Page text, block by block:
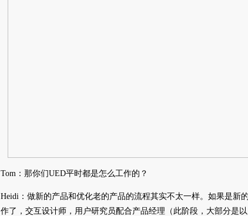
Tom：那你们UED平时都是怎么工作的？
Heidi：做新的产品和优化老的产品的流程其实不太一样。如果是新
作了，交互设计师，用户研究员配合产品经理（此阶段，大部分是